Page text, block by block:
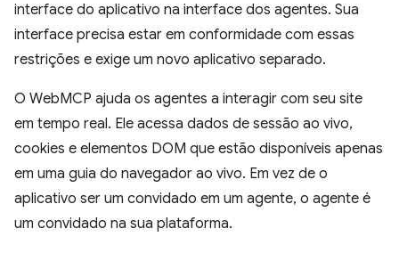
interface do aplicativo na interface dos agentes. Sua
interface precisa estar em conformidade com essas
restrições e exige um novo aplicativo separado.
O WebMCP ajuda os agentes a interagir com seu site
em tempo real. Ele acessa dados de sessão ao vivo,
cookies e elementos DOM que estão disponíveis apenas
em uma guia do navegador ao vivo. Em vez de o
aplicativo ser um convidado em um agente, o agente é
um convidado na sua plataforma.